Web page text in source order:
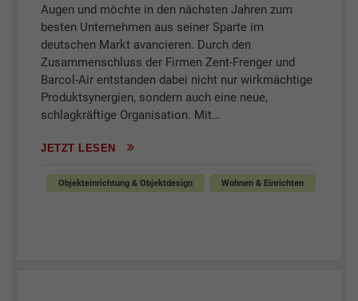
Augen und möchte in den nächsten Jahren zum
besten Unternehmen aus seiner Sparte im
deutschen Markt avancieren. Durch den
Zusammenschluss der Firmen Zent-Frenger und
Barcol-Air entstanden dabei nicht nur wirkmächtige
Produktsynergien, sondern auch eine neue,
schlagkräftige Organisation. Mit…
JETZT LESEN
Objekteinrichtung & Objektdesign Wohnen & Einrichten